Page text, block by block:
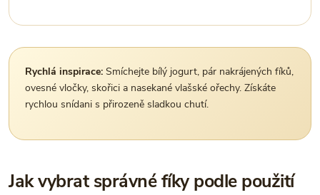
Rychlá inspirace: Smíchejte bílý jogurt, pár nakrájených fíků,
ovesné vločky, skořici a nasekané vlašské ořechy. Získáte
rychlou snídani s přirozeně sladkou chutí.
Jak vybrat správné fíky podle použití